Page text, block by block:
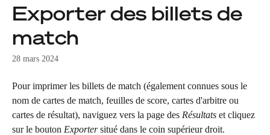
Exporter des billets de
match
28 mars 2024
Pour imprimer les billets de match (également connues sous le
nom de cartes de match, feuilles de score, cartes d'arbitre ou
cartes de résultat), naviguez vers la page des Résultats et cliquez
sur le bouton Exporter situé dans le coin supérieur droit.